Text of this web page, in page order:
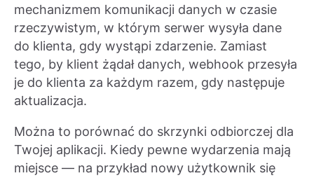
mechanizmem komunikacji danych w czasie
rzeczywistym, w którym serwer wysyła dane
do klienta, gdy wystąpi zdarzenie. Zamiast
tego, by klient żądał danych, webhook przesyła
je do klienta za każdym razem, gdy następuje
aktualizacja.
Można to porównać do skrzynki odbiorczej dla
Twojej aplikacji. Kiedy pewne wydarzenia mają
miejsce — na przykład nowy użytkownik się